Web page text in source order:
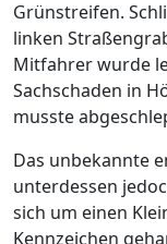
Grünstreifen.
linken
Mitfahrer wurde
Sachschaden in
musste
Das unbekannte
unterdessen
sich um einen
Kennzeichen